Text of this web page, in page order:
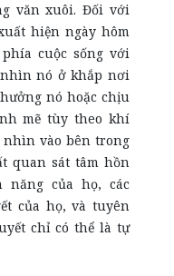
văn xuôi. Đối với
hiện ngày hôm
cuộc sống với
nó ở khắp nơi
nó hoặc chịu
mẽ tùy theo khí
vào bên trong
quan sát tâm hồn
của họ, các
của họ, và tuyên
chỉ có thể là tự